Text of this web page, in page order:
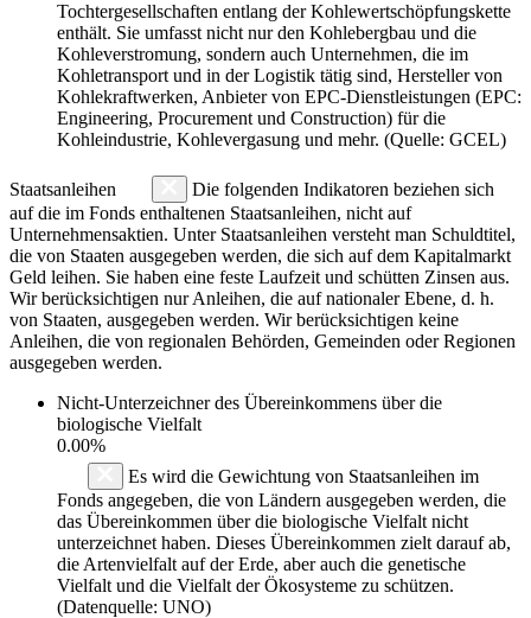
Tochtergesellschaften entlang der Kohlewertschöpfungskette
enthält. Sie umfasst nicht nur den Kohlebergbau und die
Kohleverstromung, sondern auch Unternehmen, die im
Kohletransport und in der Logistik tätig sind, Hersteller von
Kohlekraftwerken, Anbieter von EPC-Dienstleistungen (EPC:
Engineering, Procurement und Construction) für die
Kohleindustrie, Kohlevergasung und mehr. (Quelle: GCEL)
Staatsanleihen
Die folgenden Indikatoren beziehen sich
auf die im Fonds enthaltenen Staatsanleihen, nicht auf
Unternehmensaktien. Unter Staatsanleihen versteht man Schuldtitel,
die von Staaten ausgegeben werden, die sich auf dem Kapitalmarkt
Geld leihen. Sie haben eine feste Laufzeit und schütten Zinsen aus.
Wir berücksichtigen nur Anleihen, die auf nationaler Ebene, d. h.
von Staaten, ausgegeben werden. Wir berücksichtigen keine
Anleihen, die von regionalen Behörden, Gemeinden oder Regionen
ausgegeben werden.
Nicht-Unterzeichner des Übereinkommens über die
biologische Vielfalt
0.00%
Es wird die Gewichtung von Staatsanleihen im
Fonds angegeben, die von Ländern ausgegeben werden, die
das Übereinkommen über die biologische Vielfalt nicht
unterzeichnet haben. Dieses Übereinkommen zielt darauf ab,
die Artenvielfalt auf der Erde, aber auch die genetische
Vielfalt und die Vielfalt der Ökosysteme zu schützen.
(Datenquelle: UNO)